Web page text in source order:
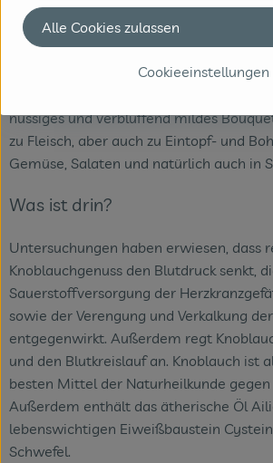
und dann erst die anderen Zutaten
kann man sagen: Wenn Knoblauch
nussiges und verblüffend mildes
zu Fleisch, aber auch zu Eintopf- und
Gemüse, Salaten und natürlich auch in
Was ist drin?
Untersuchungen haben erwiesen, dass
Knoblauchgenuss den Blutdruck senkt,
Sauerstoffversorgung der
sowie der Verengung und Verkalkung
entgegenwirkt. Außerdem regt
und den Blutkreislauf an. Knoblauch ist
besten Mittel der Naturheilkunde
Außerdem enthält das ätherische Öl
lebenswichtigen Eiweißbaustein
Schwefel.
Cookieeinstellungen
Alle Cookies zulassen